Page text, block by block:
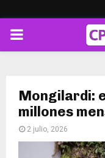
PRIMARY
Mongilardi:
millones
2 julio, 2026